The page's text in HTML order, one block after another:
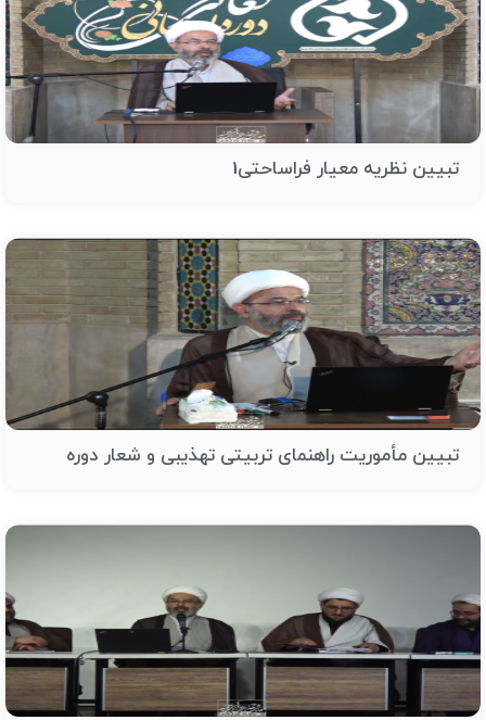
تبیین نظریه معیار فراساحتی1
تبیین مأموریت راهنمای تربیتی تهذیبی و شعار دوره